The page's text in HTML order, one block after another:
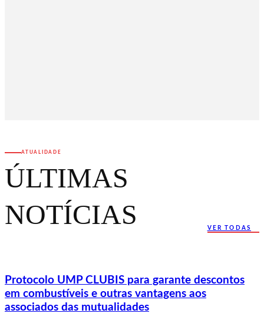
ATUALIDADE
ÚLTIMAS
NOTÍCIAS
VER TODAS
Protocolo UMP CLUBIS para garante descontos
em combustíveis e outras vantagens aos
associados das mutualidades